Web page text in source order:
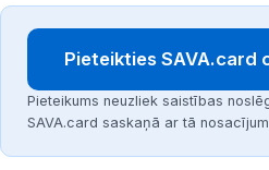
Pieteikties SAVA.card
Pieteikums neuzliek saistības
SAVA.card saskaņā ar tā